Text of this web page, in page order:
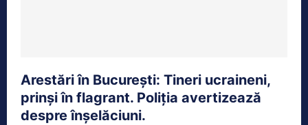
Arestări în București: Tineri ucraineni,
prinși în flagrant. Poliția avertizează
despre înșelăciuni.